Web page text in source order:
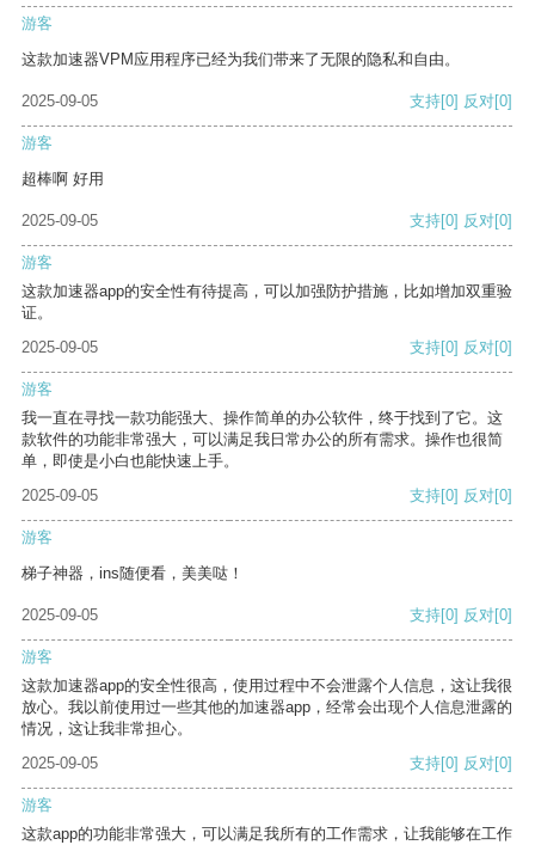
游客
这款加速器VPM应用程序已经为我们带来了无限的隐私和自由。
2025-09-05 支持[0] 反对[0]
游客
超棒啊 好用
2025-09-05 支持[0] 反对[0]
游客
这款加速器app的安全性有待提高，可以加强防护措施，比如增加双重验
证。
2025-09-05
支持[0] 反对[0]
游客
我一直在寻找一款功能强大、操作简单的办公软件，终于找到了它。这
款软件的功能非常强大，可以满足我日常办公的所有需求。操作也很简
单，即使是小白也能快速上手。
2025-09-05
支持[0] 反对[0]
游客
梯子神器，ins随便看，美美哒！
2025-09-05 支持[0] 反对[0]
游客
这款加速器app的安全性很高，使用过程中不会泄露个人信息，这让我很
放心。我以前使用过一些其他的加速器app，经常会出现个人信息泄露的
情况，这让我非常担心。
2025-09-05
支持[0] 反对[0]
游客
这款app的功能非常强大，可以满足我所有的工作需求，让我能够在工作